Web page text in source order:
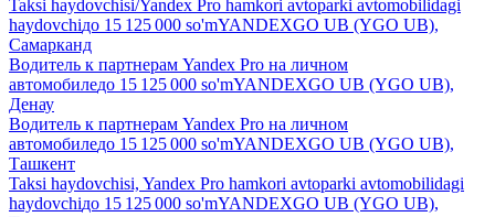
Taksi haydovchisi/Yandex Pro hamkori avtoparki avtomobilidagi
haydovchiдо 15 125 000 so'mYANDEXGO UB (YGO UB),
Самарканд
Водитель к партнерам Yandex Pro на личном
автомобиледо 15 125 000 so'mYANDEXGO UB (YGO UB),
Денау
Водитель к партнерам Yandex Pro на личном
автомобиледо 15 125 000 so'mYANDEXGO UB (YGO UB),
Ташкент
Taksi haydovchisi, Yandex Pro hamkori avtoparki avtomobilidagi
haydovchiдо 15 125 000 so'mYANDEXGO UB (YGO UB),